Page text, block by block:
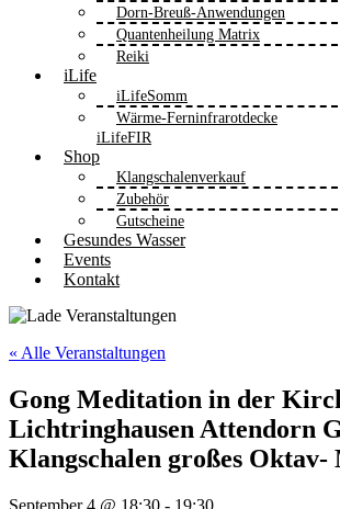
Dorn-Breuß-Anwendungen
Quantenheilung Matrix
Reiki
iLife
iLifeSomm
Wärme-Ferninfrarotdecke
iLifeFIR
Shop
Klangschalenverkauf
Zubehör
Gutscheine
Gesundes Wasser
Events
Kontakt
« Alle Veranstaltungen
Gong Meditation in der
Lichtringhausen Attendorn
Klangschalen großes Oktav-
September 4 @ 18:30 - 19:30